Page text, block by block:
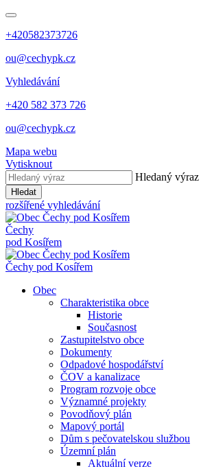
+420582373726
ou@cechypk.cz
Vyhledávání
+420 582 373 726
ou@cechypk.cz
Mapa webu
Vytisknout
Hledaný výraz
Hledat
rozšířené vyhledávání
Čechy
pod Kosířem
Čechy pod Kosířem
Obec
Charakteristika obce
Historie
Současnost
Zastupitelstvo obce
Dokumenty
Odpadové hospodářství
ČOV a kanalizace
Program rozvoje obce
Významné projekty
Povodňový plán
Mapový portál
Dům s pečovatelskou službou
Územní plán
Aktuální verze